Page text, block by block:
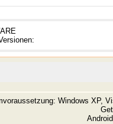
Windows XP,